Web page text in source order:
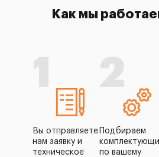
Как мы
1
Вы отправляете
нам заявку и
техническое
2
Подбираем
по вашему